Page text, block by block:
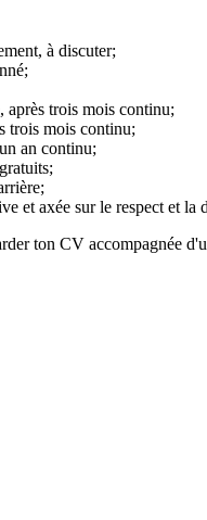
à discuter;
après trois mois continu;
trois mois continu;
an continu;
et axée sur le respect et la
ton CV accompagnée